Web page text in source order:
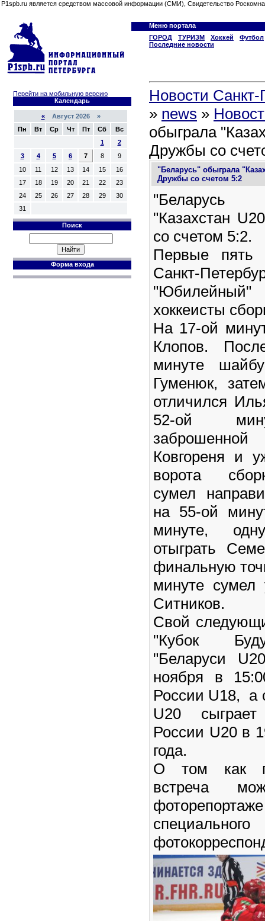
P1spb.ru является средством массовой информации (СМИ), Свидетельство
Меню портала
ГОРОД
ТУРИЗМ Хоккей
Футбол
Последние новости
Перейти на мобильную версию
Календарь
«Август 2026 »
Пн
Вт Ср Чт Пт Сб
Вс
1
2
3
4 5 6 7 8
9
10
11 12 13 14 15
16
17
18 19 20 21 22
23
24
25 26 27 28 29
30
31
Поиск
Форма входа
Новости Санкт-
» news »
обыграла
Дружбы со
"Беларусь" обыграла
Дружбы со счетом 5:2
"Беларусь
"Казахстан
со счетом 5:2.
Первые
Санкт-
"Юбилейный"
хоккеисты
На 17-ой
Клопов.
минуте
Гуменюк,
отличился
52-ой
Ковгореня и
ворота
сумел
на 55-ой
минуте,
отыграть
финальную
минуте сумел
Ситников.
Свой
"Кубок
"Беларуси
ноября в
России U18, а
U20
России U20 в
года.
О том как
встреча
специального